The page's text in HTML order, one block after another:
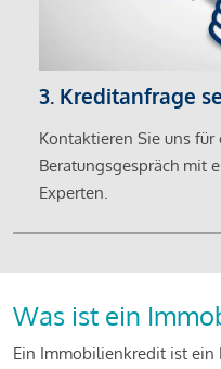
3. Kreditanfrage
Kontaktieren Sie uns
Beratungsgespräch mit
Experten.
Was ist ein
Ein Immobilienkredit ist ein